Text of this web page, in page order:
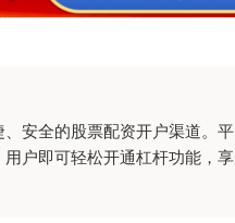
安全的股票配资开户渠道。
户即可轻松开通杠杆功能，